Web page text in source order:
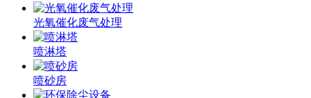
光氧催化废气处理
喷淋塔
喷砂房